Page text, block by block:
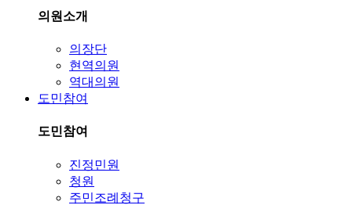
의원소개
의장단
현역의원
역대의원
도민참여
도민참여
진정민원
청원
주민조례청구